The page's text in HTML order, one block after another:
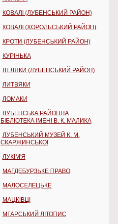
КОВАЛІ (ЛУБЕНСЬКИЙ РАЙОН)
КОВАЛІ (ХОРОЛЬСЬКИЙ РАЙОН)
КРОТИ (ЛУБЕНСЬКИЙ РАЙОН)
КУРІНЬКА
ЛЕЛЯКИ (ЛУБЕНСЬКИЙ РАЙОН)
ЛИТВЯКИ
ЛОМАКИ
ЛУБЕНСЬКА РАЙОННА
БІБЛІОТЕКА ІМЕНІ В. К. МАЛИКА
ЛУБЕНСЬКИЙ МУЗЕЙ К. М.
СКАРЖИНСЬКОЇ
ЛУКІМ'Я
МАГДЕБУРЗЬКЕ ПРАВО
МАЛОСЕЛЕЦЬКЕ
МАЦКІВЦІ
МГАРСЬКИЙ ЛІТОПИС